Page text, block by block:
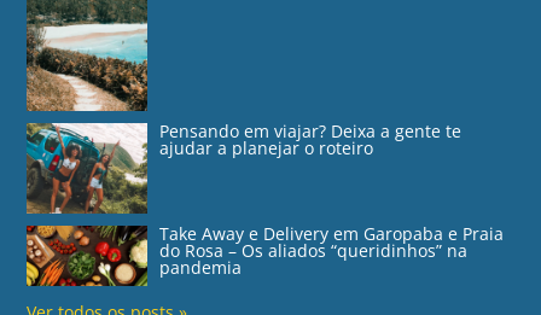
Pensando em viajar? Deixa a gente te
ajudar a planejar o roteiro
Take Away e Delivery em Garopaba e Praia
do Rosa – Os aliados “queridinhos” na
pandemia